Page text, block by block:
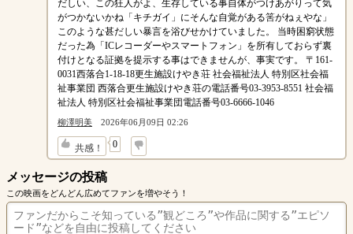
だしい、この狂人がよ、生存している事自体がつけあがりって気
がつかないかね「キチガイ」にそんな自覚がある筈がねぇやな」
このような甚だしい暴言を浴びせかけていました。 当時困窮状態
だった為「ICレコーダーやスマートフォン」を所有しておらず裏
付けとなる証拠を提示する事はできませんが、事実です。 〒161-
0031西落合1-18-18更生施設けやき荘 社会福祉法人 特別区社会福
祉事業団 西落合更生施設けやき荘の電話番号03-3953-8551 社会福
祉法人 特別区社会福祉事業団電話番号03-6666-1046
柳澤明美 2026年06月09日 02:26
共感！ 0
↓
メッセージの投稿
この映画をどんどん広めてファンを増やそう！